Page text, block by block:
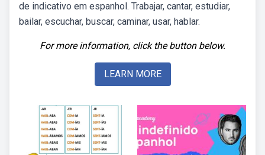
de indicativo em espanhol. Trabajar, cantar, estudiar,
bailar, escuchar, buscar, caminar, usar, hablar.
For more information, click the button below.
LEARN MORE